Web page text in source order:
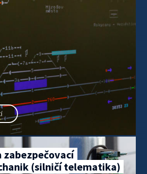
zabezpečovací
(silničí telematika)